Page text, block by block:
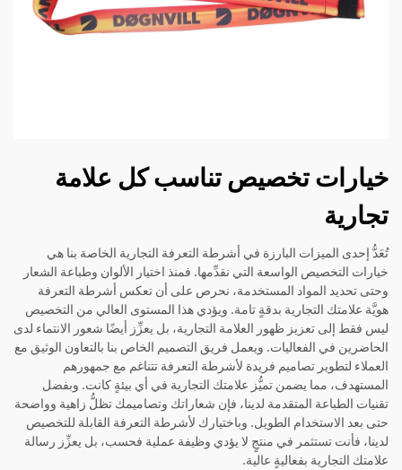
خيارات تخصيص تناسب كل علامة
تجارية
تُعَدُّ إحدى الميزات البارزة في أشرطة التعرفة التجارية الخاصة بنا هي
خيارات التخصيص الواسعة التي نقدِّمها. فمنذ اختيار الألوان وطباعة الشعار
وحتى تحديد المواد المستخدمة، نحرص على أن تعكس أشرطة التعرفة
هويَّة علامتك التجارية بدقةٍ تامة. ويؤدي هذا المستوى العالي من التخصيص
ليس فقط إلى تعزيز ظهور العلامة التجارية، بل يعزِّز أيضًا شعور الانتماء لدى
الحاضرين في الفعاليات. ويعمل فريق التصميم الخاص بنا بالتعاون الوثيق مع
العملاء لتطوير تصاميم فريدة لأشرطة التعرفة تتناغم مع جمهورهم
المستهدف، مما يضمن تميُّز علامتك التجارية في أي بيئةٍ كانت. وبفضل
تقنيات الطباعة المتقدمة لدينا، فإن شعاراتك وتصاميمك تظلُّ زاهية وواضحة
حتى بعد الاستخدام الطويل. وباختيارك لأشرطة التعرفة القابلة للتخصيص
لدينا، فأنت تستثمر في منتجٍ لا يؤدي وظيفة عملية فحسب، بل يعزِّز رسالة
علامتك التجارية بفعاليةٍ عالية.